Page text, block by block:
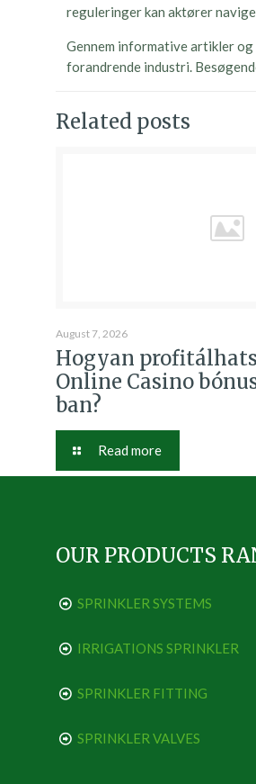
reguleringer kan aktører
Gennem informative artikler
forandrende industri.
Related posts
August 7, 2026
Hogyan
Online Casino
ban?
Read more
OUR PRODUCTS
SPRINKLER SYSTEMS
IRRIGATIONS SPRINKLER
SPRINKLER FITTING
SPRINKLER VALVES